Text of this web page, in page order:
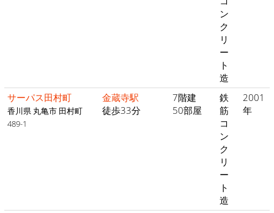
ン
ク
リ
ー
ト
造
サーパス田村町
香川県 丸亀市 田村町
489-1
金蔵寺駅
徒歩33分
7階建
50部屋
鉄
筋
コ
ン
ク
リ
ー
ト
造
2001
年